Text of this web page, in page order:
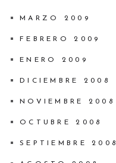
MARZO 2009
FEBRERO 2009
ENERO 2009
DICIEMBRE 2008
NOVIEMBRE 2008
OCTUBRE 2008
SEPTIEMBRE 2008